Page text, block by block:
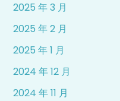
2025 年 3 月
2025 年 2 月
2025 年 1 月
2024 年 12 月
2024 年 11 月